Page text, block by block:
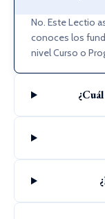
No. Este Lectio
conoces los
nivel Curso o